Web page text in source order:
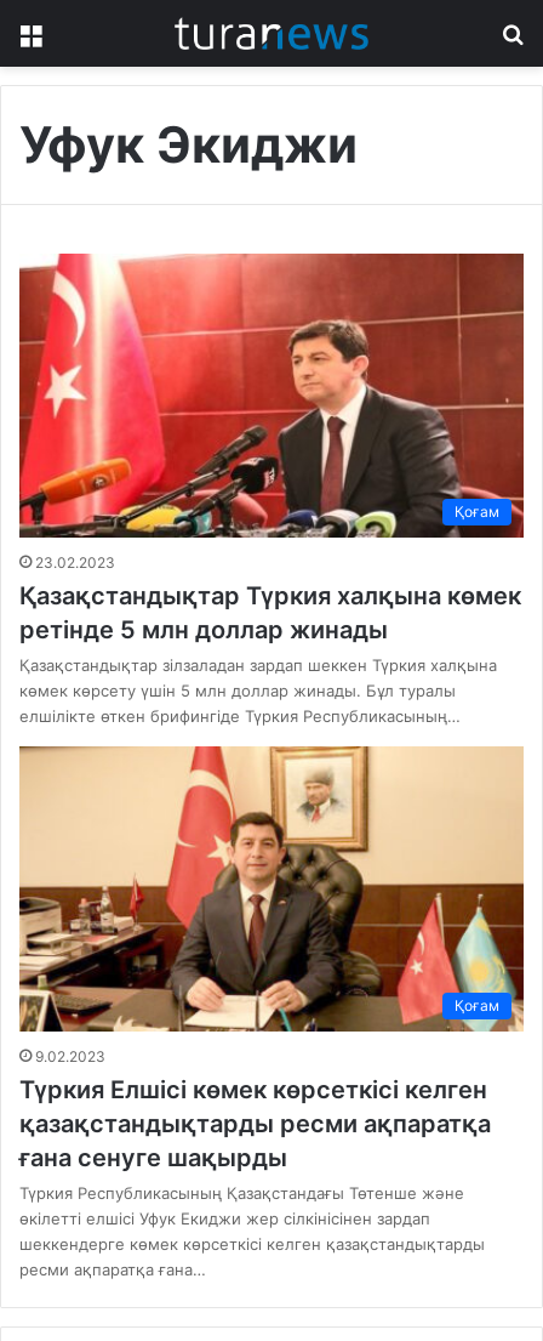
Уфук Экиджи
Қоғам
23.02.2023
Қазақстандықтар Түркия халқына көмек
ретінде 5 млн доллар жинады
Қазақстандықтар зілзаладан зардап шеккен Түркия халқына
көмек көрсету үшін 5 млн доллар жинады. Бұл туралы
елшілікте өткен брифингіде Түркия Республикасының…
Қоғам
9.02.2023
Түркия Елшісі көмек көрсеткісі келген
қазақстандықтарды ресми ақпаратқа
ғана сенуге шақырды
Түркия Республикасының Қазақстандағы Төтенше және
өкілетті елшісі Уфук Екиджи жер сілкінісінен зардап
шеккендерге көмек көрсеткісі келген қазақстандықтарды
ресми ақпаратқа ғана…